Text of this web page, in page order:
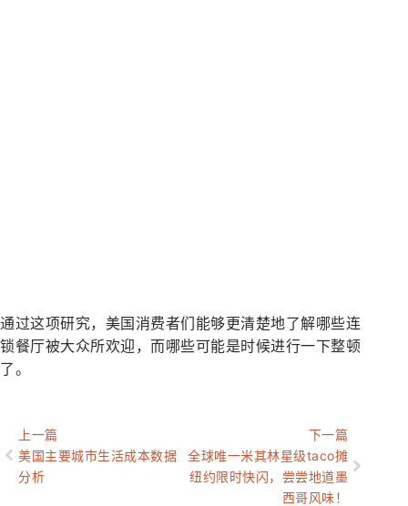
通过这项研究，美国消费者们能够更清楚地了解哪些连
锁餐厅被大众所欢迎，而哪些可能是时候进行一下整顿
了。
上一篇
美国主要城市生活成本数据
分析
下一篇
全球唯一米其林星级taco摊
纽约限时快闪，尝尝地道墨
西哥风味！